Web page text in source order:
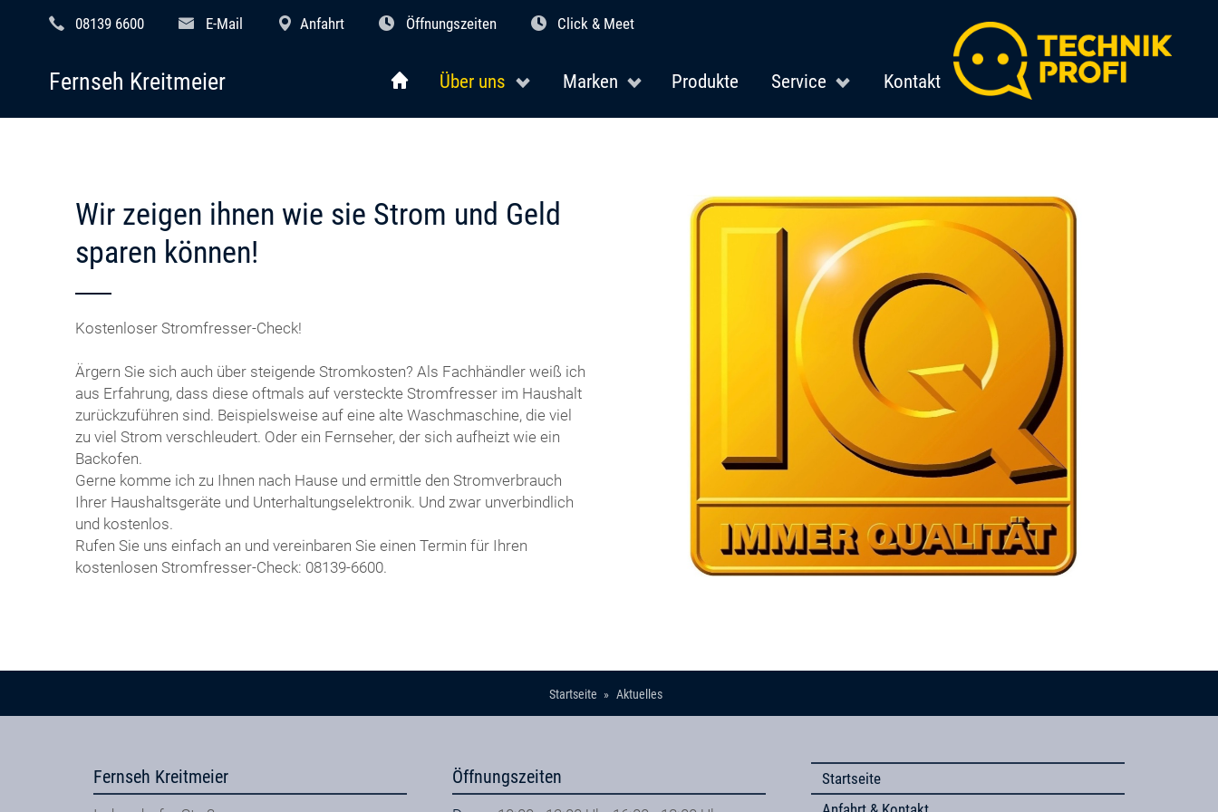
08139 6600 E-Mail Anfahrt Öffnungszeiten Click & Meet
Über uns Marken Produkte Service Kontakt
Fernseh Kreitmeier
Wir zeigen ihnen wie sie Strom und Geld
sparen können!
Kostenloser Stromfresser-Check!
Ärgern Sie sich auch über steigende Stromkosten? Als Fachhändler weiß ich
aus Erfahrung, dass diese oftmals auf versteckte Stromfresser im Haushalt
zurückzuführen sind. Beispielsweise auf eine alte Waschmaschine, die viel
zu viel Strom verschleudert. Oder ein Fernseher, der sich aufheizt wie ein
Backofen.
Gerne komme ich zu Ihnen nach Hause und ermittle den Stromverbrauch
Ihrer Haushaltsgeräte und Unterhaltungselektronik. Und zwar unverbindlich
und kostenlos.
Rufen Sie uns einfach an und vereinbaren Sie einen Termin für Ihren
kostenlosen Stromfresser-Check: 08139-6600.
Startseite Aktuelles
Fernseh Kreitmeier Öffnungszeiten
Startseite